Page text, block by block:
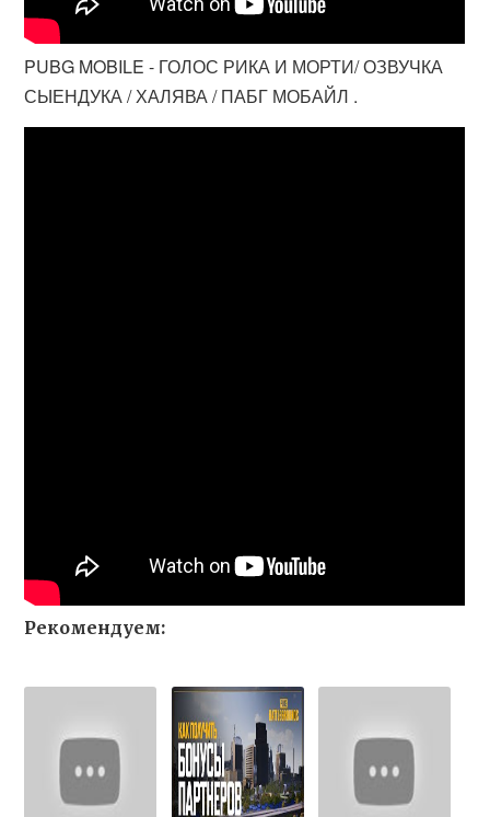
PUBG MOBILE - ГОЛОС РИКА И МОРТИ/ ОЗВУЧКА
СЫЕНДУКА / ХАЛЯВА / ПАБГ МОБАЙЛ .
Рекомендуем: